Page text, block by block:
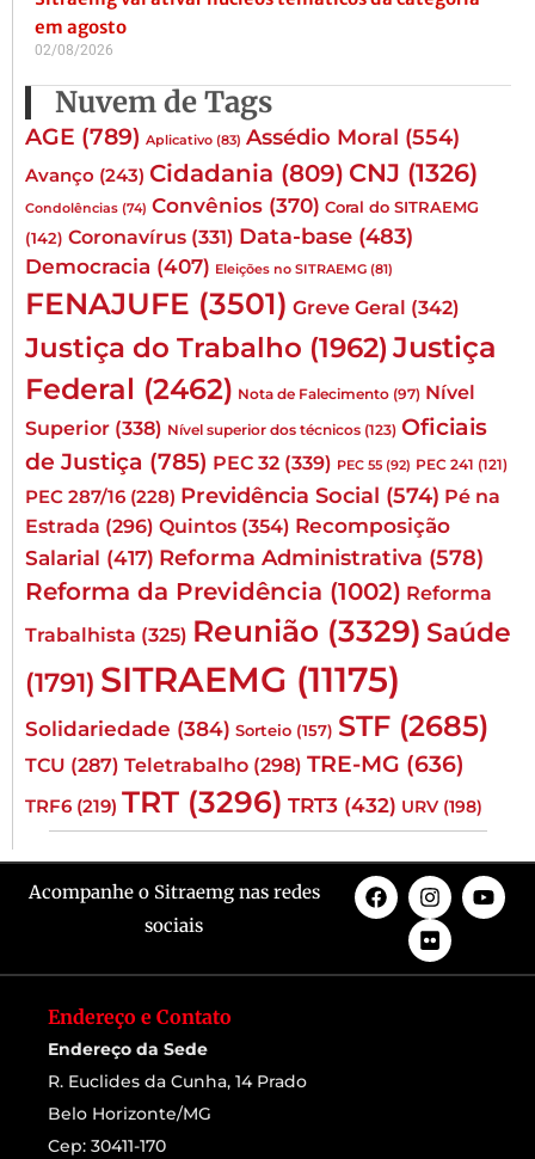
em agosto
02/08/2026
Nuvem de Tags
AGE (789) Aplicativo (83) Assédio Moral (554)
Avanço (243) Cidadania (809) CNJ (1326)
Condolências (74) Convênios (370) Coral do SITRAEMG
(142) Coronavírus (331) Data-base (483)
Democracia (407) Eleições no SITRAEMG (81)
FENAJUFE (3501) Greve Geral (342)
Justiça do Trabalho (1962) Justiça
Federal (2462) Nota de Falecimento (97) Nível
Superior (338) Nível superior dos técnicos (123) Oficiais
de Justiça (785) PEC 32 (339) PEC 55 (92) PEC 241 (121)
PEC 287/16 (228) Previdência Social (574) Pé na
Estrada (296) Quintos (354) Recomposição
Salarial (417) Reforma Administrativa (578)
Reforma da Previdência (1002) Reforma
Trabalhista (325) Reunião (3329) Saúde
(1791) SITRAEMG (11175)
Solidariedade (384) Sorteio (157) STF (2685)
TCU (287) Teletrabalho (298) TRE-MG (636)
TRF6 (219) TRT (3296) TRT3 (432) URV (198)
Acompanhe o Sitraemg nas redes
sociais
Endereço e Contato
Endereço da Sede
R. Euclides da Cunha, 14 Prado
Belo Horizonte/MG
Cep: 30411-170